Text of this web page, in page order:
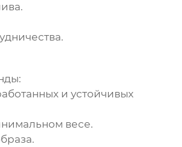
и устойчивых
весе.